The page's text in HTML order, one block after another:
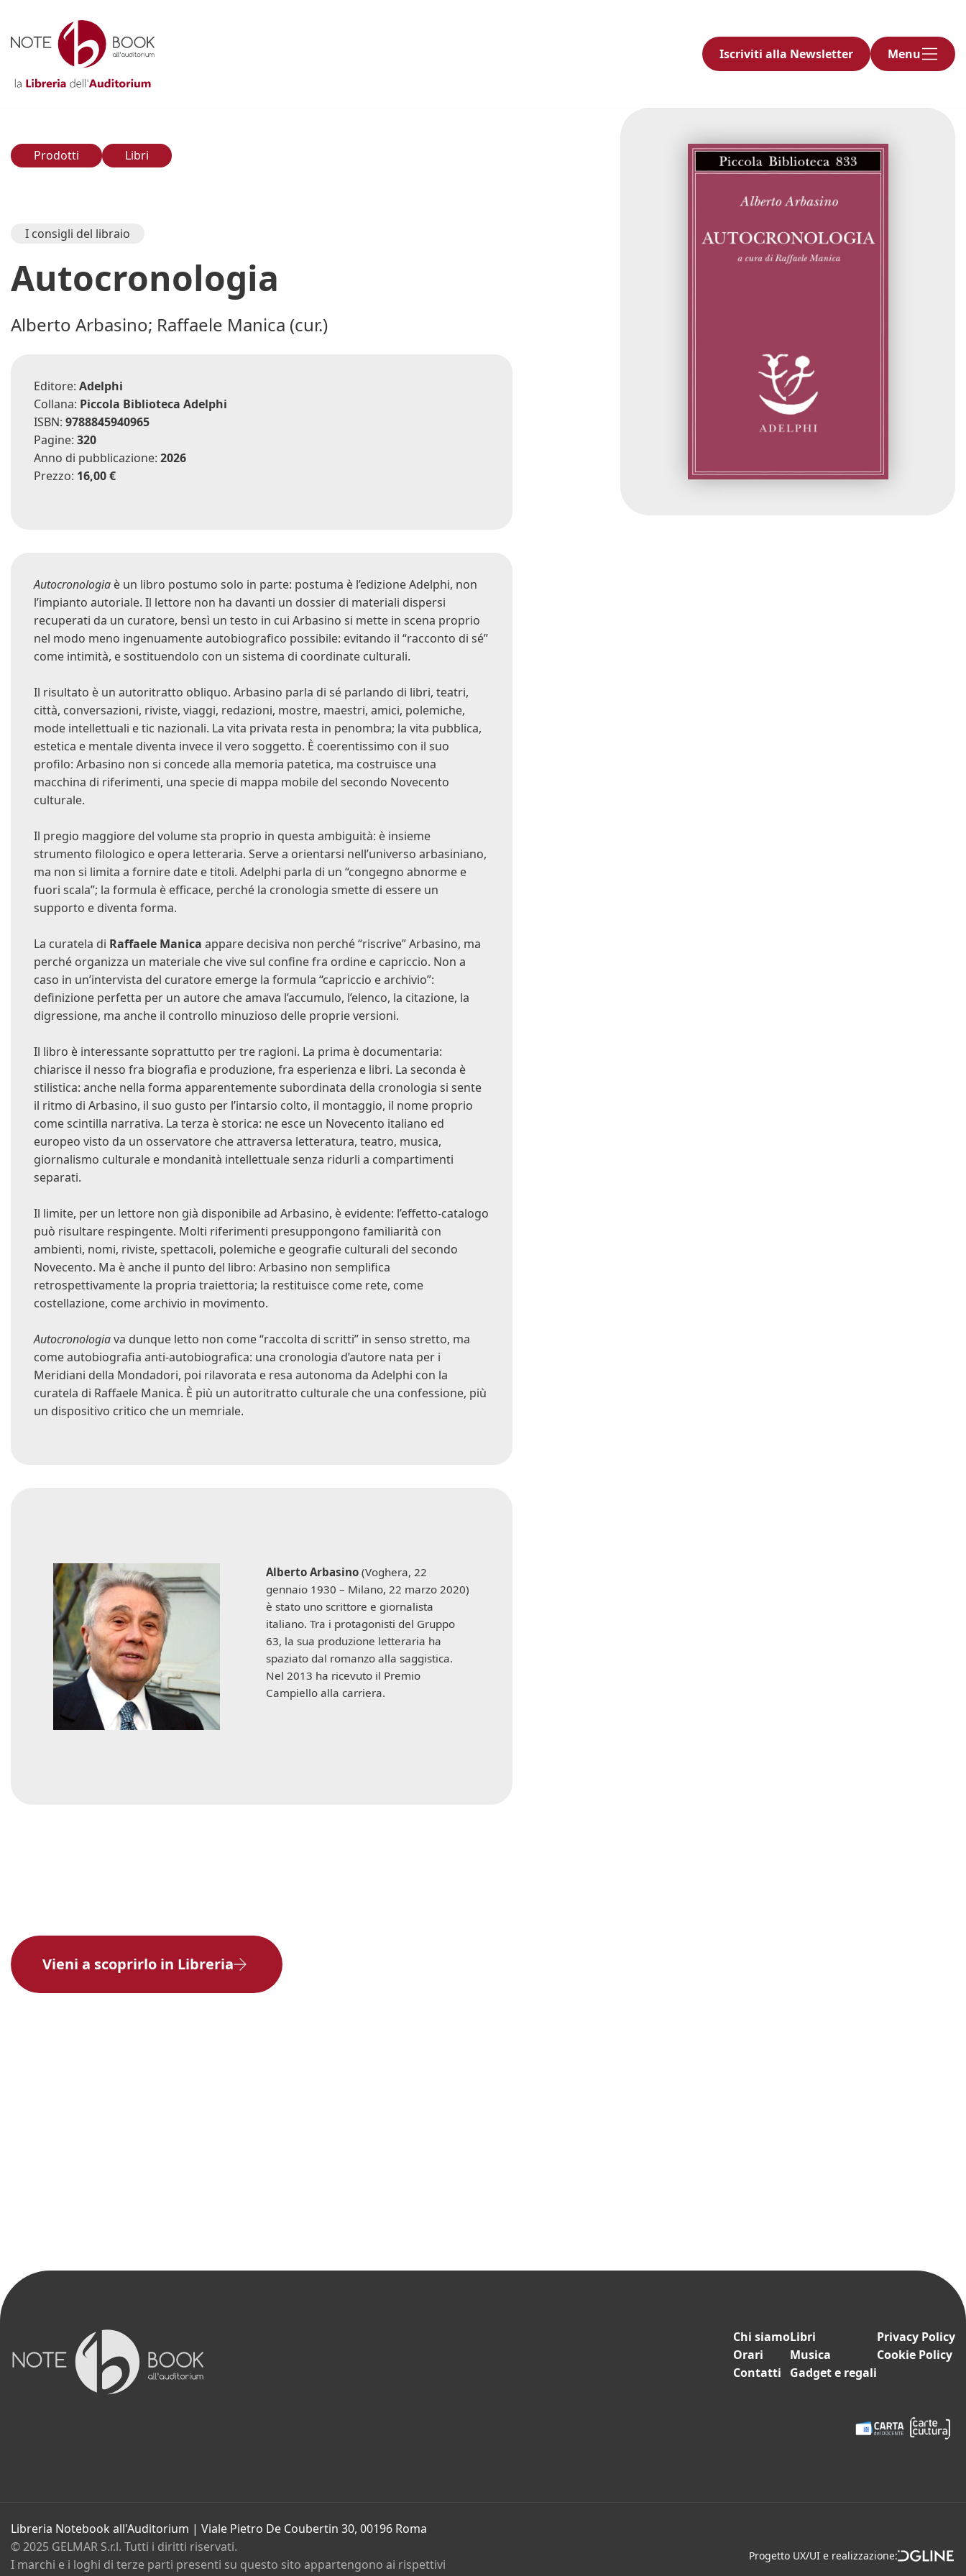
Vai
contenuto
Iscriviti alla Newsletter Menu
Prodotti Libri
I consigli del libraio
Autocronologia
Alberto Arbasino; Raffaele Manica (cur.)
Editore: Adelphi
Collana: Piccola Biblioteca Adelphi
ISBN: 9788845940965
Pagine: 320
Anno di pubblicazione: 2026
Prezzo: 16,00 €
Autocronologia è un libro postumo solo in parte: postuma è l’edizione Adelphi, non
l’impianto autoriale. Il lettore non ha davanti un dossier di materiali dispersi
recuperati da un curatore, bensì un testo in cui Arbasino si mette in scena proprio
nel modo meno ingenuamente autobiografico possibile: evitando il “racconto di sé”
come intimità, e sostituendolo con un sistema di coordinate culturali.
Il risultato è un autoritratto obliquo. Arbasino parla di sé parlando di libri, teatri,
città, conversazioni, riviste, viaggi, redazioni, mostre, maestri, amici, polemiche,
mode intellettuali e tic nazionali. La vita privata resta in penombra; la vita pubblica,
estetica e mentale diventa invece il vero soggetto. È coerentissimo con il suo
profilo: Arbasino non si concede alla memoria patetica, ma costruisce una
macchina di riferimenti, una specie di mappa mobile del secondo Novecento
culturale.
Il pregio maggiore del volume sta proprio in questa ambiguità: è insieme
strumento filologico e opera letteraria. Serve a orientarsi nell’universo arbasiniano,
ma non si limita a fornire date e titoli. Adelphi parla di un “congegno abnorme e
fuori scala”; la formula è efficace, perché la cronologia smette di essere un
supporto e diventa forma.
La curatela di Raffaele Manica appare decisiva non perché “riscrive” Arbasino, ma
perché organizza un materiale che vive sul confine fra ordine e capriccio. Non a
caso in un’intervista del curatore emerge la formula “capriccio e archivio”:
definizione perfetta per un autore che amava l’accumulo, l’elenco, la citazione, la
digressione, ma anche il controllo minuzioso delle proprie versioni.
Il libro è interessante soprattutto per tre ragioni. La prima è documentaria:
chiarisce il nesso fra biografia e produzione, fra esperienza e libri. La seconda è
stilistica: anche nella forma apparentemente subordinata della cronologia si sente
il ritmo di Arbasino, il suo gusto per l’intarsio colto, il montaggio, il nome proprio
come scintilla narrativa. La terza è storica: ne esce un Novecento italiano ed
europeo visto da un osservatore che attraversa letteratura, teatro, musica,
giornalismo culturale e mondanità intellettuale senza ridurli a compartimenti
separati.
Il limite, per un lettore non già disponibile ad Arbasino, è evidente: l’effetto-catalogo
può risultare respingente. Molti riferimenti presuppongono familiarità con
ambienti, nomi, riviste, spettacoli, polemiche e geografie culturali del secondo
Novecento. Ma è anche il punto del libro: Arbasino non semplifica
retrospettivamente la propria traiettoria; la restituisce come rete, come
costellazione, come archivio in movimento.
Autocronologiava dunque letto non come “raccolta di scritti” in senso stretto, ma
come autobiografia anti-autobiografica: una cronologia d’autore nata per i
Meridiani della Mondadori, poi rilavorata e resa autonoma da Adelphi con la
curatela di Raffaele Manica. È più un autoritratto culturale che una confessione, più
un dispositivo critico che un memriale.
Alberto Arbasino (Voghera, 22
gennaio 1930 – Milano, 22 marzo 2020)
è stato uno scrittore e giornalista
italiano. Tra i protagonisti del Gruppo
63, la sua produzione letteraria ha
spaziato dal romanzo alla saggistica.
Nel 2013 ha ricevuto il Premio
Campiello alla carriera.
Vieni a scoprirlo in Libreria
Chi siamo
Orari
Contatti
Libri
Musica
Gadget e regali
Privacy Policy
Cookie Policy
Libreria Notebook all'Auditorium | Viale Pietro De Coubertin 30, 00196 Roma
© 2025 GELMAR S.r.l. Tutti i diritti riservati.
I marchi e i loghi di terze parti presenti su questo sito appartengono ai rispettivi
Progetto UX/UI e realizzazione:
Libri
Gadget e Idee regalo
Cartoleria
Bambini e ragazzi
Chi siamo